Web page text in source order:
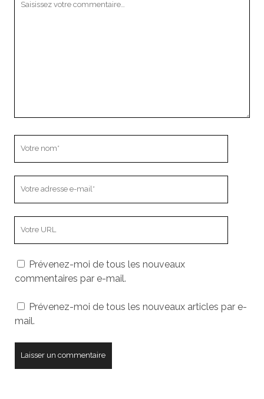
mail
votre
site
Prévenez-moi de tous les nouveaux
commentaires par e-mail.
Prévenez-moi de tous les nouveaux articles par e-
mail.